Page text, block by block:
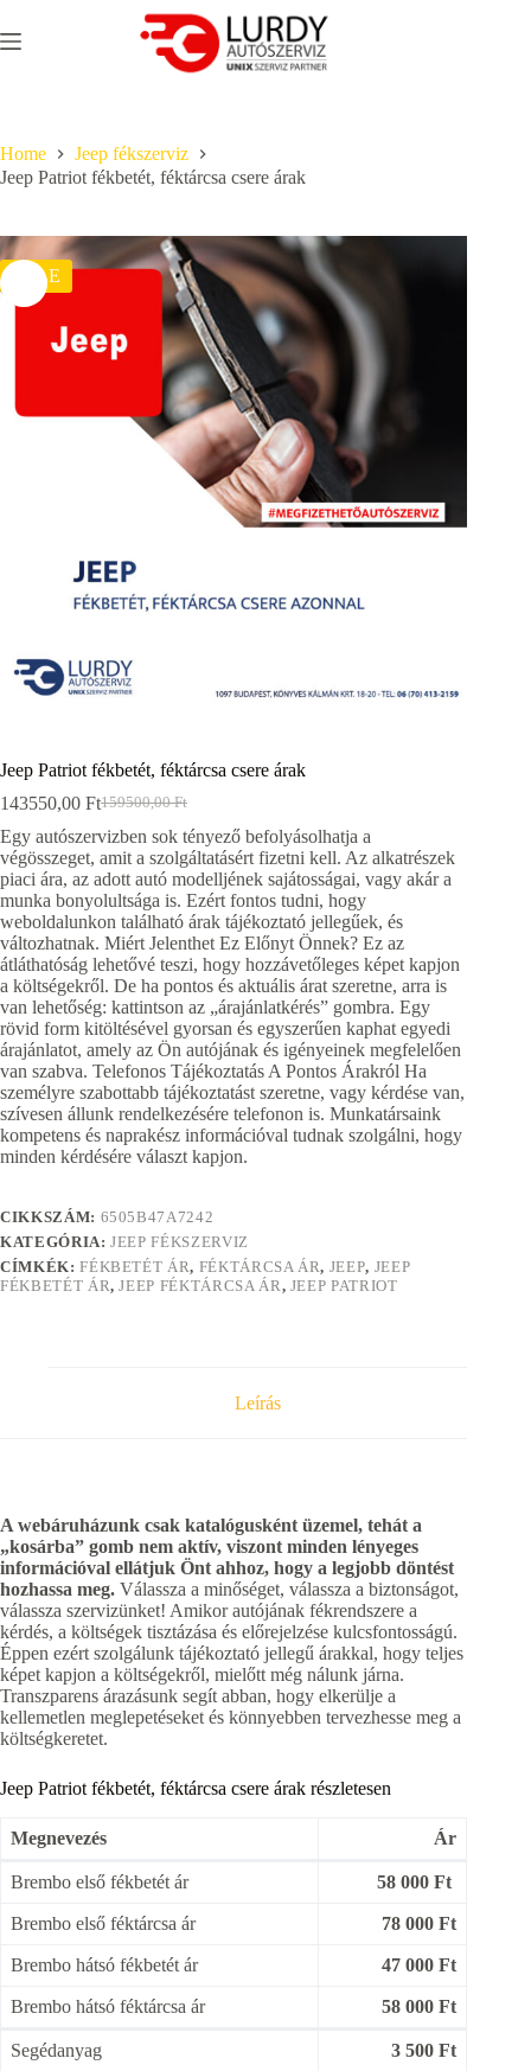
to
content
Home
Jeep fékszerviz
Jeep Patriot fékbetét, féktárcsa csere árak
SALE
Jeep Patriot fékbetét, féktárcsa csere árak
159500,00Ft
Original
price
was:
159500,00 Ft.
143550,00 FtCurrent
price
is:
143550,00 Ft.
Egy autószervizben sok tényező befolyásolhatja a
végösszeget, amit a szolgáltatásért fizetni kell. Az alkatrészek
piaci ára, az adott autó modelljének sajátosságai, vagy akár a
munka bonyolultsága is. Ezért fontos tudni, hogy
weboldalunkon található árak tájékoztató jellegűek, és
változhatnak. Miért Jelenthet Ez Előnyt Önnek? Ez az
átláthatóság lehetővé teszi, hogy hozzávetőleges képet kapjon
a költségekről. De ha pontos és aktuális árat szeretne, arra is
van lehetőség: kattintson az „árajánlatkérés” gombra. Egy
rövid form kitöltésével gyorsan és egyszerűen kaphat egyedi
árajánlatot, amely az Ön autójának és igényeinek megfelelően
van szabva. Telefonos Tájékoztatás A Pontos Árakról Ha
személyre szabottabb tájékoztatást szeretne, vagy kérdése van,
szívesen állunk rendelkezésére telefonon is. Munkatársaink
kompetens és naprakész információval tudnak szolgálni, hogy
minden kérdésére választ kapjon.
CIKKSZÁM: 6505B47A7242
KATEGÓRIA:JEEP FÉKSZERVIZ
CÍMKÉK:FÉKBETÉT ÁR, FÉKTÁRCSA ÁR, JEEP, JEEP
FÉKBETÉT ÁR,JEEP FÉKTÁRCSA ÁR , JEEP PATRIOT
Leírás
A webáruházunk csak katalógusként üzemel, tehát a
„kosárba” gomb nem aktív, viszont minden lényeges
információval ellátjuk Önt ahhoz, hogy a legjobb döntést
hozhassa meg. Válassza a minőséget, válassza a biztonságot,
válassza szervizünket! Amikor autójának fékrendszere a
kérdés, a költségek tisztázása és előrejelzése kulcsfontosságú.
Éppen ezért szolgálunk tájékoztató jellegű árakkal, hogy teljes
képet kapjon a költségekről, mielőtt még nálunk járna.
Transzparens árazásunk segít abban, hogy elkerülje a
kellemetlen meglepetéseket és könnyebben tervezhesse meg a
költségkeretet.
Jeep Patriot fékbetét, féktárcsa csere árak részletesen
Megnevezés Ár
Brembo első fékbetét ár 58 000 Ft
Brembo első féktárcsa ár 78 000 Ft
Brembo hátsó fékbetét ár 47 000 Ft
Brembo hátsó féktárcsa ár 58 000 Ft
Segédanyag
3 500 Ft